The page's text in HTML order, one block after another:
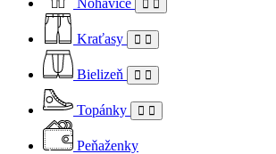
Nohavice
Kraťasy
Bielizeň
Topánky
Peňaženky